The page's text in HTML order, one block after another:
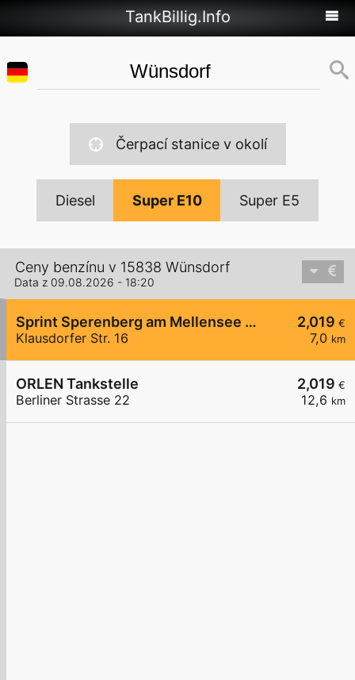
TankBillig.Info
Čerpací stanice v okolí
Diesel Super E10 Super E5
Ceny benzínu v 15838 Wünsdorf
Data z 09.08.2026 - 18:20
2,019 €
7,0 km
Sprint Sperenberg am Mellensee Klausdorfer Str.
Klausdorfer Str. 16
2,019 €
12,6 km
ORLEN Tankstelle
Berliner Strasse 22